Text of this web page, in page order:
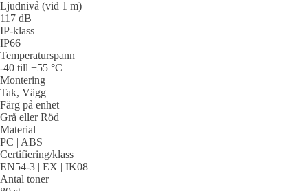
Ljudnivå (vid 1 m)
117 dB
IP-klass
IP66
Temperaturspann
-40 till +55 °C
Montering
Tak, Vägg
Färg på enhet
Grå eller Röd
Material
PC | ABS
Certifiering/klass
EN54-3 | EX | IK08
Antal toner